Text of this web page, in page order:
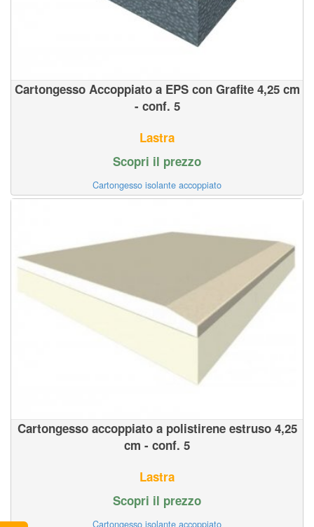
Cartongesso Accoppiato a EPS con Grafite 4,25 cm
- conf. 5
Lastra
Scopri il prezzo
Cartongesso isolante accoppiato
Cartongesso accoppiato a polistirene estruso 4,25
cm - conf. 5
Lastra
Scopri il prezzo
Cartongesso isolante accoppiato